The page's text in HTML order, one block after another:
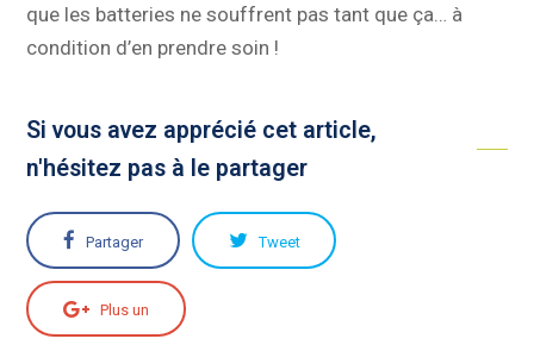
que les batteries ne souffrent pas tant que ça… à
condition d’en prendre soin !
Si vous avez apprécié cet article,
n'hésitez pas à le partager
Partager Tweet
Plus un